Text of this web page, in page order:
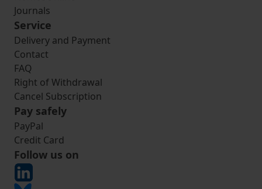
Journals
Service
Delivery and Payment
Contact
FAQ
Right of Withdrawal
Cancel Subscription
Pay safely
PayPal
Credit Card
Follow us on